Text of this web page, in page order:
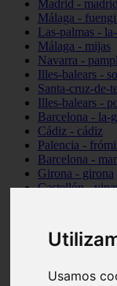
Usamos
Madrid - madrid
Málaga -
Las-palmas -
Málaga - mijas
Navarra -
Illes-balears -
Santa-cruz-de-
Illes-balears -
Barcelona - la-
Cádiz - cádiz
Palencia -
Barcelona -
Girona - girona
Castellón -
Málaga - nerja
Girona - blanes
Málaga -